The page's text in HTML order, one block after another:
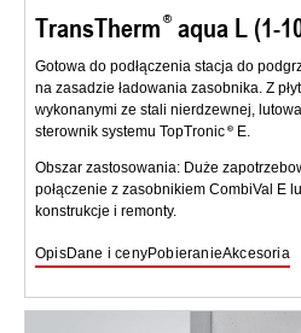
TransTherm aqua L (1-
Gotowa do podłączenia stacja do
na zasadzie ładowania zasobnika. Z
wykonanymi ze stali nierdzewnej,
sterownik systemu TopTronic
E.
Obszar zastosowania: Duże
połączenie z zasobnikiem CombiVal E
konstrukcje i remonty.
OpisDane i cenyPobieranieAkcesoria